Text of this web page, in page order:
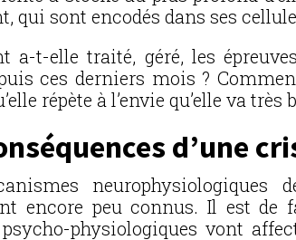
qui sont encodés dans ses
a-t-elle traité, géré, les
ces derniers mois ?
répète à l’envie qu’elle va très
d’une
neurophysiologiques
encore peu connus. Il est de
physiologiques vont